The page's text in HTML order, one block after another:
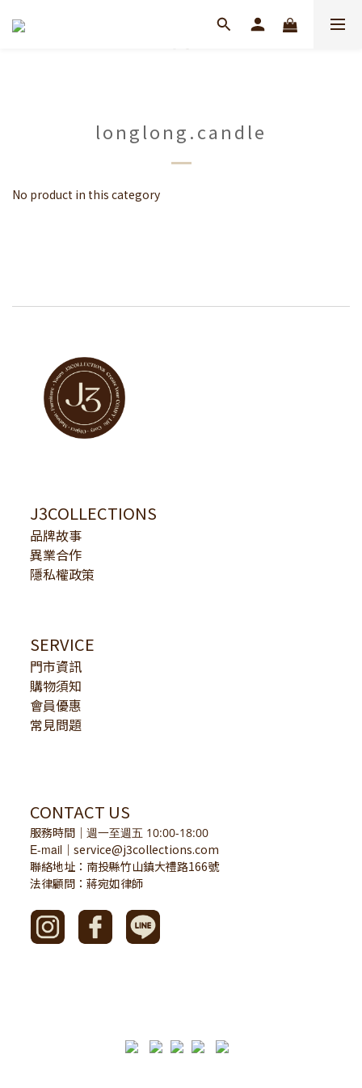
longlong.candle
No product in this category
J3COLLECTIONS
品牌故事
異業合作
隱私權政策
SERVICE
門市資訊
購物須知
會員優惠
常見問題
CONTACT US
服務時間 ｜ 週一至週五 10:00-18:00
E-mail ｜ service@j3collections.com
聯絡地址：南投縣竹山鎮大禮路166號
法律顧問：蔣宛如律師